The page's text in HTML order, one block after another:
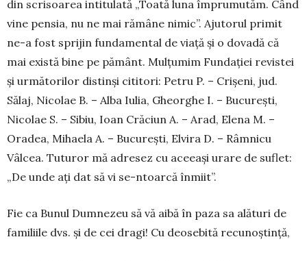
din scrisoarea intitulată „Toa­tă luna împrumutăm. Când
vine pensia, nu ne mai rămâne nimic”. Ajutorul primit
ne-a fost sprijin fundamental de viață și o dovadă că
mai există bine pe pământ. Mulțumim Fundației revistei
și următorilor distinși cititori: Petru P. – Crișeni, jud.
Sălaj, Nicolae B. – Alba Iulia, Gheorghe I. – București,
Nicolae S. – Sibiu, Ioan Crăciun A. – Arad, Elena M. –
Oradea, Mi­haela A. – București, Elvira D. – Râmnicu
Vâlcea. Tuturor mă adresez cu aceeași urare de suflet:
„De unde ați dat să vi se-ntoarcă înmiit”.
Fie ca Bunul Dumnezeu să vă aibă în paza sa alături de
familiile dvs. și de cei dragi! Cu de­o­sebită recunoștință,